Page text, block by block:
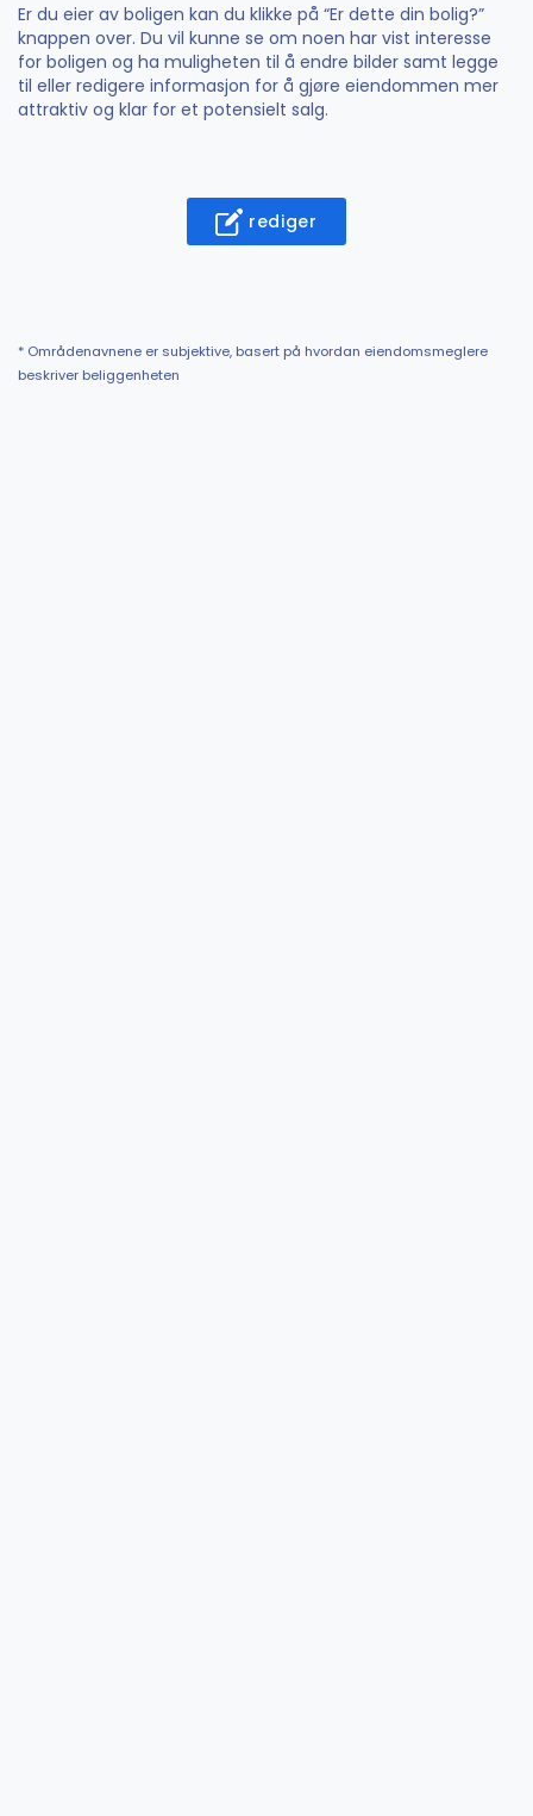
Er du eier av boligen kan du klikke på “Er dette din bolig?”
knappen over. Du vil kunne se om noen har vist interesse
for boligen og ha muligheten til å endre bilder samt legge
til eller redigere informasjon for å gjøre eiendommen mer
attraktiv og klar for et potensielt salg.
rediger
* Områdenavnene er subjektive, basert på hvordan eiendomsmeglere
beskriver beliggenheten